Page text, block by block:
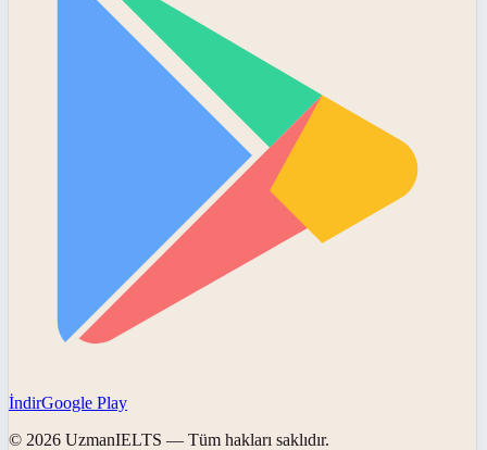
İndirGoogle Play
© 2026 UzmanIELTS — Tüm hakları saklıdır.